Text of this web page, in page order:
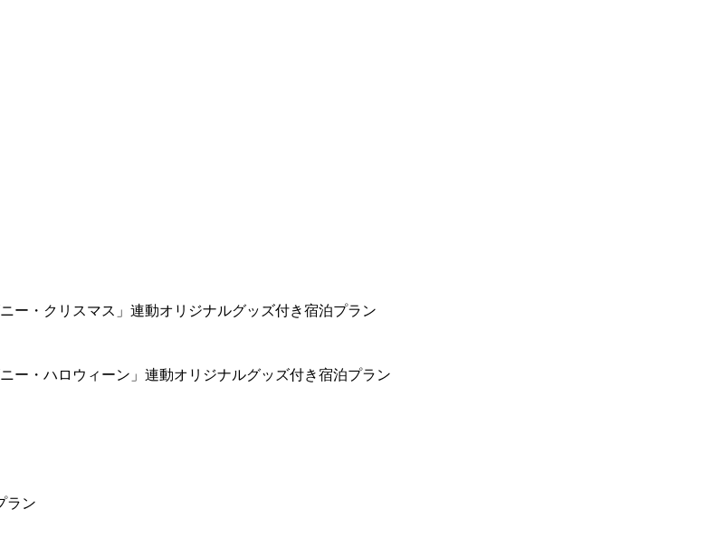
ー・クリスマス」連動オリジナルグッズ付き宿泊プラン
ー・ハロウィーン」連動オリジナルグッズ付き宿泊プラン
ラン